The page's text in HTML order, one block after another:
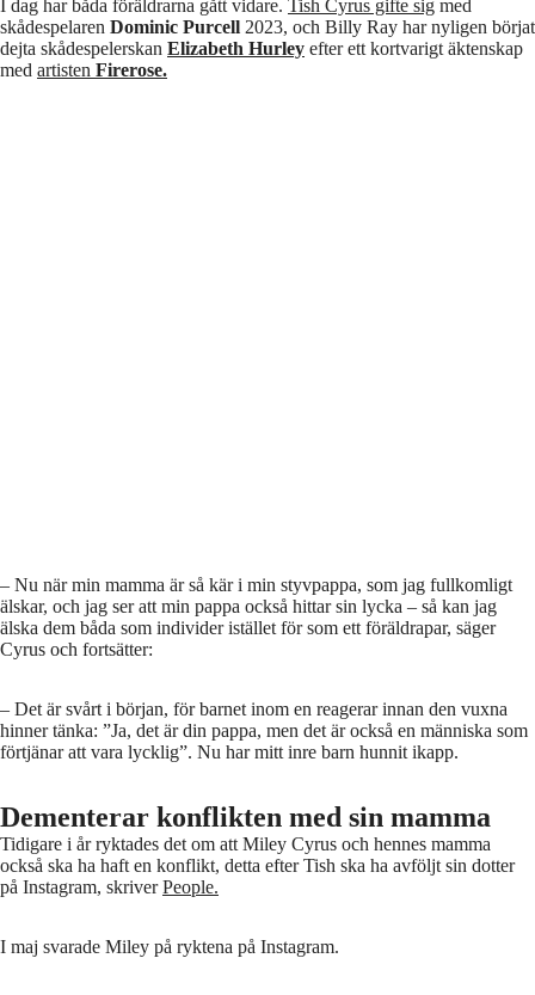
I dag har båda föräldrarna gått vidare. Tish Cyrus gifte sig med
skådespelaren Dominic Purcell 2023, och Billy Ray har nyligen börjat
dejta skådespelerskan Elizabeth Hurley efter ett kortvarigt äktenskap
med artisten Firerose.
– Nu när min mamma är så kär i min styvpappa, som jag fullkomligt
älskar, och jag ser att min pappa också hittar sin lycka – så kan jag
älska dem båda som individer istället för som ett föräldrapar, säger
Cyrus och fortsätter:
– Det är svårt i början, för barnet inom en reagerar innan den vuxna
hinner tänka: ”Ja, det är din pappa, men det är också en människa som
förtjänar att vara lycklig”. Nu har mitt inre barn hunnit ikapp.
Dementerar konflikten med sin mamma
Tidigare i år ryktades det om att Miley Cyrus och hennes mamma
också ska ha haft en konflikt, detta efter Tish ska ha avföljt sin dotter
på Instagram, skriverPeople.
I maj svarade Miley på ryktena på Instagram.